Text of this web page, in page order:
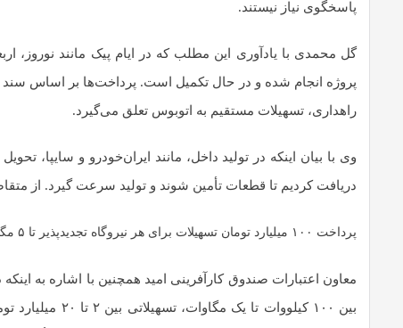
پاسخگوی نیاز نیستند.
گل محمدی با یادآوری این مطلب که در ایام پیک مانند
راهداری، تسهیلات مستقیم به اتوبوس تعلق می‌گیرد.
وی با بیان اینکه در تولید داخل، مانند ایران‌خودرو و
دریافت کردیم تا قطعات تأمین شوند و تولید سرعت گیرد. از
پرداخت ۱۰۰ میلیارد تومان تسهیلات برای هر نیروگاه تجدیدپذیر تا ۵ مگاواتی
معاون اعتبارات صندوق کارآفرینی امید همچنین با اشاره به